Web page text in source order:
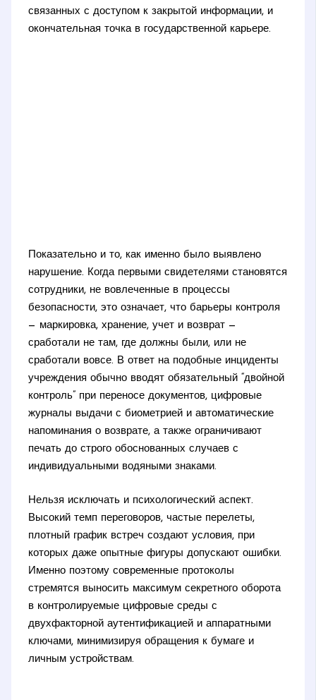
связанных с доступом к закрытой информации, и
окончательная точка в государственной карьере.
Показательно и то, как именно было выявлено
нарушение. Когда первыми свидетелями становятся
сотрудники, не вовлеченные в процессы
безопасности, это означает, что барьеры контроля
— маркировка, хранение, учет и возврат —
сработали не там, где должны были, или не
сработали вовсе. В ответ на подобные инциденты
учреждения обычно вводят обязательный “двойной
контроль” при переносе документов, цифровые
журналы выдачи с биометрией и автоматические
напоминания о возврате, а также ограничивают
печать до строго обоснованных случаев с
индивидуальными водяными знаками.
Нельзя исключать и психологический аспект.
Высокий темп переговоров, частые перелеты,
плотный график встреч создают условия, при
которых даже опытные фигуры допускают ошибки.
Именно поэтому современные протоколы
стремятся выносить максимум секретного оборота
в контролируемые цифровые среды с
двухфакторной аутентификацией и аппаратными
ключами, минимизируя обращения к бумаге и
личным устройствам.